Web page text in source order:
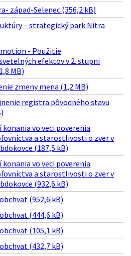
západ-Selenec (356,2 kB)
– strategický park Nitra
- Použitie
efektov v 2. stupni
MB)
zmeny mena (1,2 MB)
registra pôvodného stavu
vo veci poverenia
a starostlivosti o zver v
(187,5 kB)
vo veci poverenia
a starostlivosti o zver v
(932,6 kB)
(952,6 kB)
(444,6 kB)
(105,1 kB)
(432,7 kB)